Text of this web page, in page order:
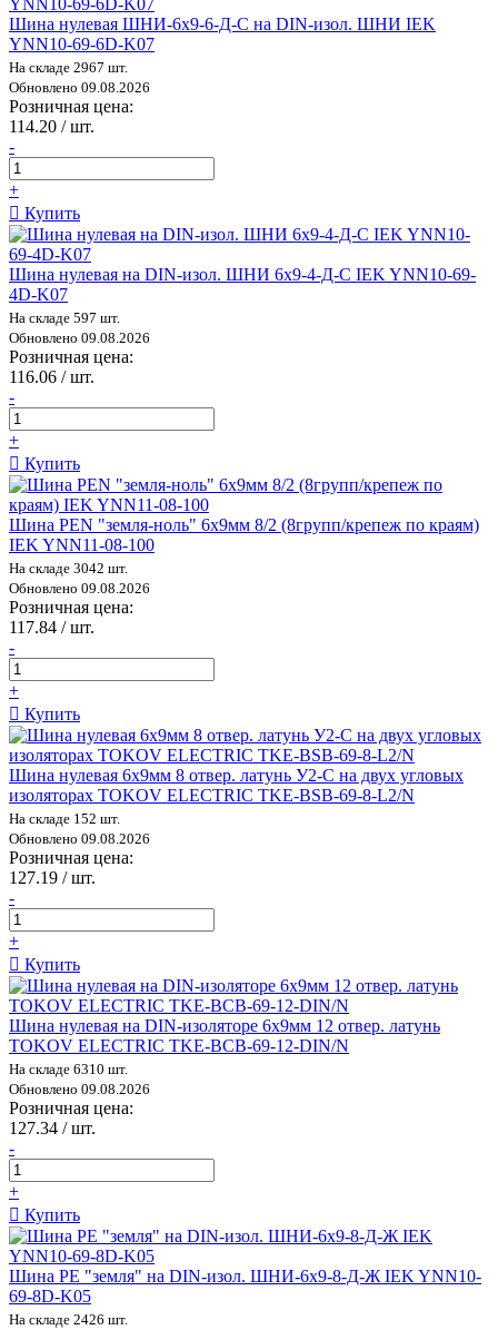
Шина нулевая ШНИ-6х9-6-Д-С на DIN-изол. ШНИ IEK
YNN10-69-6D-K07
На складе 2967 шт.
Обновлено 09.08.2026
Розничная цена:
114.20 / шт.
-
+
Купить
Шина нулевая на DIN-изол. ШНИ 6х9-4-Д-С IEK YNN10-69-
4D-K07
На складе 597 шт.
Обновлено 09.08.2026
Розничная цена:
116.06 / шт.
-
+
Купить
Шина PEN "земля-ноль" 6х9мм 8/2 (8групп/крепеж по краям)
IEK YNN11-08-100
На складе 3042 шт.
Обновлено 09.08.2026
Розничная цена:
117.84 / шт.
-
+
Купить
Шина нулевая 6х9мм 8 отвер. латунь У2-С на двух угловых
изоляторах TOKOV ELECTRIC TKE-BSB-69-8-L2/N
На складе 152 шт.
Обновлено 09.08.2026
Розничная цена:
127.19 / шт.
-
+
Купить
Шина нулевая на DIN-изоляторе 6х9мм 12 отвер. латунь
TOKOV ELECTRIC TKE-BCB-69-12-DIN/N
На складе 6310 шт.
Обновлено 09.08.2026
Розничная цена:
127.34 / шт.
-
+
Купить
Шина PE "земля" на DIN-изол. ШНИ-6х9-8-Д-Ж IEK YNN10-
69-8D-K05
На складе 2426 шт.